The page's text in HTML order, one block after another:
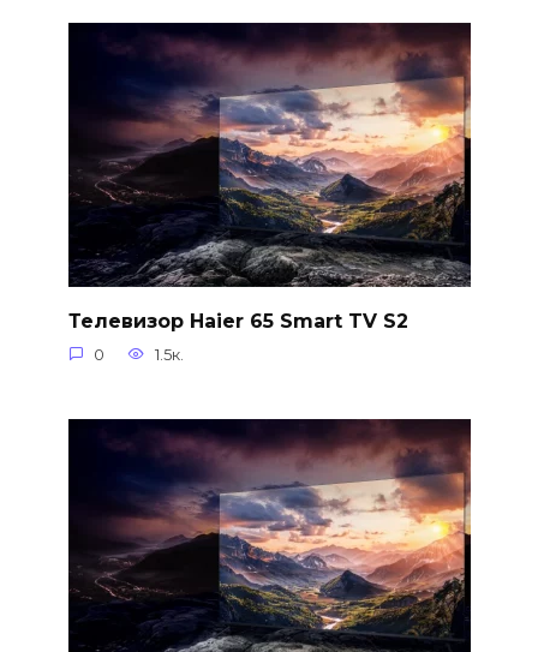
Телевизор Haier 65 Smart TV S2
0 1.5к.